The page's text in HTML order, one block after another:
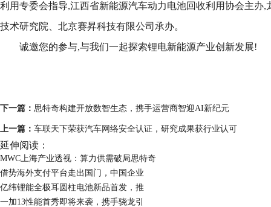
利用专委会指导,江西省新能源汽车动力电池回收利用协会主办,
技术研究院、北京赛昇科技有限公司承办。
诚邀您的参与,与我们一起探索锂电新能源产业创新发展!
下一篇： 思特奇构建开放数智生态，携手运营商智迎AI新纪元
上一篇： 车联天下荣获汽车网络安全认证，研究成果获行业认可
延伸阅读：
MWC上海产业透视：算力供需破局思特奇
借势海外支付平台走出国门，中国企业
亿纬锂能全极耳圆柱电池新品首发，推
一加13性能首秀即将来袭，携手骁龙引